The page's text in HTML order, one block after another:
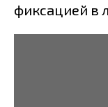
фиксацией в